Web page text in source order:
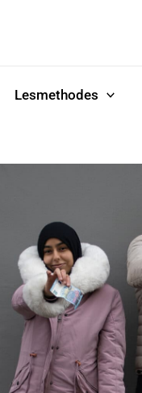
Lesmethodes